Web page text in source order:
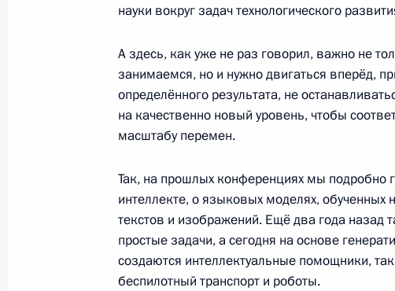
17 ноября 2025 года, понедельник
Встреча с главой ФНПР Сергеем
17 ноября 2025 года, 13:55 Москва, Кремль
15 ноября 2025 года, суббота
Телефонный разговор с Премьер-
Биньямином Нетаньяху
15 ноября 2025 года, 21:20
науки вокруг задач технологического
А здесь, как уже не раз говорил, важно не
занимаемся, но и нужно двигаться вперёд,
определённого результата, не
на качественно новый уровень, чтобы
масштабу перемен.
Так, на прошлых конференциях мы подробно
интеллекте, о языковых моделях,
текстов и изображений. Ещё два года назад
простые задачи, а сегодня на основе
создаются интеллектуальные помощники,
беспилотный транспорт и роботы.